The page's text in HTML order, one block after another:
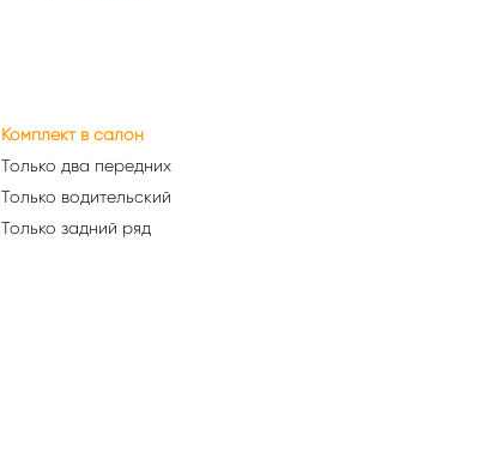
Комплект в салон
Только два передних
Только водительский
Только задний ряд